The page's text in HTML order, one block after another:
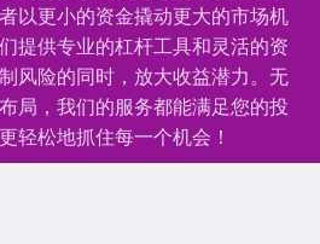
以更小的资金撬动更大的市场机
提供专业的杠杆工具和灵活的资
风险的同时，放大收益潜力。无
局，我们的服务都能满足您的投
轻松地抓住每一个机会！